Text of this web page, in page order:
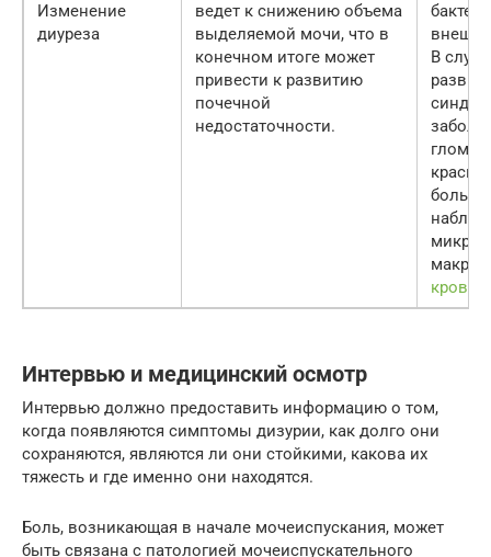
Изменение
диуреза
ведет к снижению объема
выделяемой мочи, что в
конечном итоге может
привести к развитию
почечной
недостаточности.
В
крови
Интервью и медицинский осмотр
Интервью должно предоставить информацию о том,
когда появляются симптомы дизурии, как долго они
сохраняются, являются ли они стойкими, какова их
тяжесть и где именно они находятся.
Боль, возникающая в начале мочеиспускания, может
быть связана с патологией мочеиспускательного